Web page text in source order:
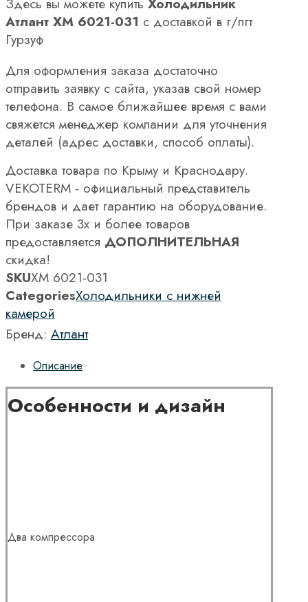
Атлант XM 6021-031 с доставкой в г/пгт
Гурзуф
Для оформления заказа достаточно
отправить заявку с сайта, указав свой номер
телефона. В самое ближайшее время с вами
свяжется менеджер компании для уточнения
деталей (адрес доставки, способ оплаты).
Доставка товара по Крыму и Краснодару.
VEKOTERM - официальный представитель
брендов и дает гарантию на оборудование.
При заказе 3х и более товаров
предоставляется ДОПОЛНИТЕЛЬНАЯ
скидка!
SKUXM 6021-031
CategoriesХолодильники с нижней
камерой
Бренд: Атлант
Описание
Особенности и дизайн
Два компрессора